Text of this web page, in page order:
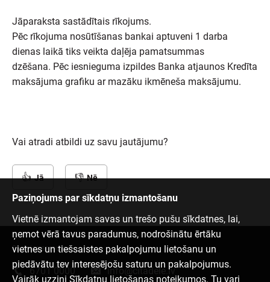
Jāparaksta sastādītais rīkojums.
Pēc rīkojuma nosūtīšanas bankai aptuveni 1 darba
dienas laikā tiks veikta daļēja pamatsummas
dzēšana. Pēc iesnieguma izpildes Banka atjaunos Kredīta
maksājuma grafiku ar mazāku ikmēneša maksājumu.
Vai atradi atbildi uz savu jautājumu?
Jā Nē
Paziņojums par sīkdatņu izmantošanu
Vietnē izmantojam savas un trešo pušu sīkdatnes, lai,
ņemot vērā tavus paradumus, nodrošinātu ērtāku
vietnes un tiešsaistes pakalpojumu lietošanu un
piedāvātu tev interesējošu saturu un pakalpojumus.
Vairāk uzzini Sīkdatņu lietošanas noteikumos. Tu vari
Sazinies ar mums
6701 0000 info@citadele.lv